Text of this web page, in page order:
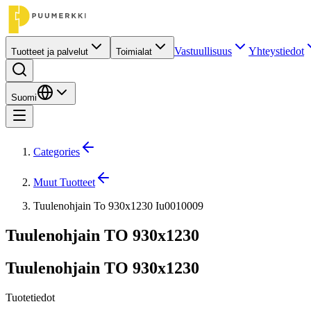
Tuotteet ja palvelut Toimialat Vastuullisuus Yhteystiedot
Suomi
Categories
Muut Tuotteet
Tuulenohjain To 930x1230 Iu0010009
Tuulenohjain TO 930x1230
Tuulenohjain TO 930x1230
Tuotetiedot